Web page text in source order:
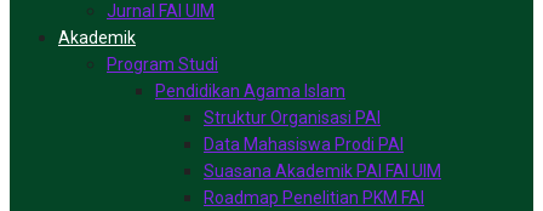
Jurnal FAI UIM
Akademik
Program Studi
Pendidikan Agama Islam
Struktur Organisasi PAI
Data Mahasiswa Prodi PAI
Suasana Akademik PAI FAI UIM
Roadmap Penelitian PKM FAI